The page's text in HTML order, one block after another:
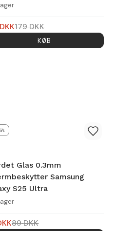
DKK179DKK
KØB
Glas 0.3mm
Samsung
S25 Ultra
89DKK